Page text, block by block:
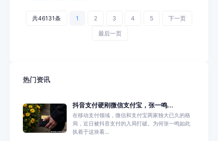
共46131条 1 2 3 4 5 下一页
最后一页
热门资讯
抖音支付硬刚微信支付宝，张一鸣...
在移动支付领域，微信和支付宝两家独大已久的格
局，近日被抖音支付的入局打破。为何张一鸣如此
执着于这块看...